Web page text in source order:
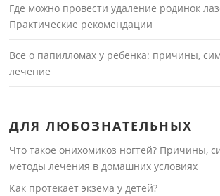
Где можно провести удаление родинок
Практические рекомендации
Все о папилломах у ребенка: причины,
лечение
ДЛЯ ЛЮБОЗНАТЕЛЬНЫХ
Что такое онихомикоз ногтей? Причины,
методы лечения в домашних условиях
Как протекает экзема у детей?